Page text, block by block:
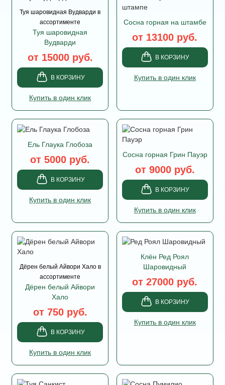
Туя шаровидная Вудварди в
ассортименте
Туя шаровидная
Вудварди
от 15000 руб.
В КОРЗИНУ
Купить в один клик
Сосна горная на штамбе
от 13100 руб.
В КОРЗИНУ
Купить в один клик
Ель Глаука Глобоза
от 5000 руб.
В КОРЗИНУ
Купить в один клик
Сосна горная Грин Пауэр
от 9000 руб.
В КОРЗИНУ
Купить в один клик
Дёрен белый Айвори Хало в
ассортименте
Дёрен белый Айвори
Хало
от 750 руб.
В КОРЗИНУ
Купить в один клик
Клён Ред Роял
Шаровидный
от 27000 руб.
В КОРЗИНУ
Купить в один клик